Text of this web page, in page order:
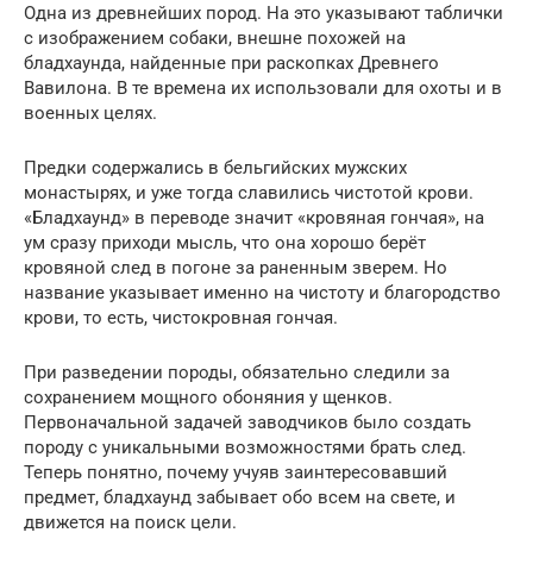
Одна из древнейших пород. На это указывают таблички
с изображением собаки, внешне похожей на
бладхаунда, найденные при раскопках Древнего
Вавилона. В те времена их использовали для охоты и в
военных целях.
Предки содержались в бельгийских мужских
монастырях, и уже тогда славились чистотой крови.
«Бладхаунд» в переводе значит «кровяная гончая», на
ум сразу приходи мысль, что она хорошо берёт
кровяной след в погоне за раненным зверем. Но
название указывает именно на чистоту и благородство
крови, то есть, чистокровная гончая.
При разведении породы, обязательно следили за
сохранением мощного обоняния у щенков.
Первоначальной задачей заводчиков было создать
породу с уникальными возможностями брать след.
Теперь понятно, почему учуяв заинтересовавший
предмет, бладхаунд забывает обо всем на свете, и
движется на поиск цели.